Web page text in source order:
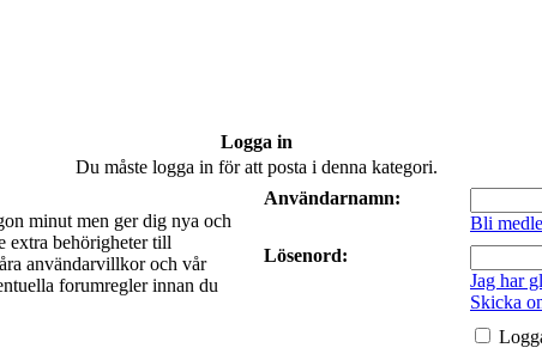
Logga in
Du måste logga in för att posta i denna kategori.
minut men ger dig nya och
extra behörigheter till
användarvillkor och vår
forumregler innan du
Användarnamn:
Bli
Lösenord:
Jag har
Skicka